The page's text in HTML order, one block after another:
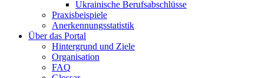
Ukrainische Berufsabschlüsse
Praxisbeispiele
Anerkennungsstatistik
Über das Portal
Hintergrund und Ziele
Organisation
FAQ